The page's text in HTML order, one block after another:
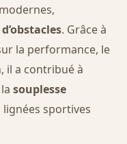
. Grâce à
la performance, le
il a contribué à
souplesse
sportives